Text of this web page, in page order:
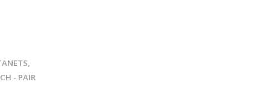
- PAIR